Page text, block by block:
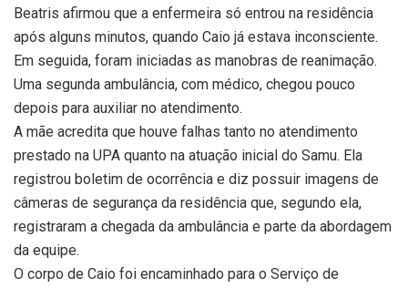
Beatris afirmou que a enfermeira só entrou na residência
após alguns minutos, quando Caio já estava inconsciente.
Em seguida, foram iniciadas as manobras de reanimação.
Uma segunda ambulância, com médico, chegou pouco
depois para auxiliar no atendimento.
A mãe acredita que houve falhas tanto no atendimento
prestado na UPA quanto na atuação inicial do Samu. Ela
registrou boletim de ocorrência e diz possuir imagens de
câmeras de segurança da residência que, segundo ela,
registraram a chegada da ambulância e parte da abordagem
da equipe.
O corpo de Caio foi encaminhado para o Serviço de